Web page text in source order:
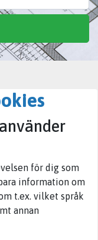
för dig som
information om
t.ex. vilket språk
annan